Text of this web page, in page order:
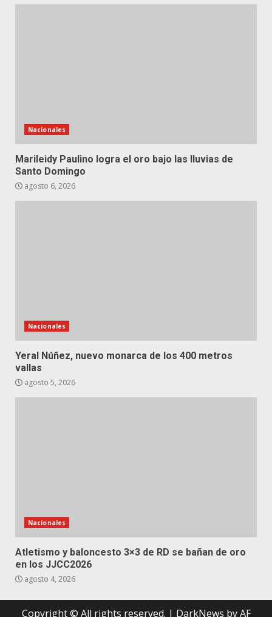
Nacionales
Marileidy Paulino logra el oro bajo las lluvias de
Santo Domingo
agosto 6, 2026
Nacionales
Yeral Núñez, nuevo monarca de los 400 metros
vallas
agosto 5, 2026
Nacionales
Atletismo y baloncesto 3×3 de RD se bañan de oro
en los JJCC2026
agosto 4, 2026
Copyright © All rights reserved. | DarkNews by AF